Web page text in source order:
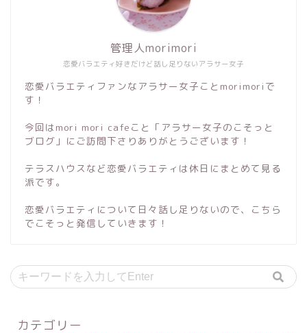
恋愛バラエティ好きだけど話し足りないアラサー女子
管理人morimori
恋愛バラエティファンなアラサー女子ことmorimoriで
す！
今回はmori mori cafeこと「アラサー女子のこそっと
ブログ」にご訪問下さりありがとうございます！
テラスハウスなど恋愛バラエティは休日にまとめて見る
派です。
恋愛バラエティについて日々話し足りないので、こちら
でこそっと発信していきます！
カテゴリー